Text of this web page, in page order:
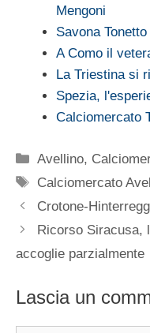
Mengoni
Savona
A Como il
La Triestina si
Spezia,
Calciomercato
Categorie
Avellino,
Tag
Calciomercato
Crotone-
Ricorso Siracusa,
accoglie parzialmente
Lascia un